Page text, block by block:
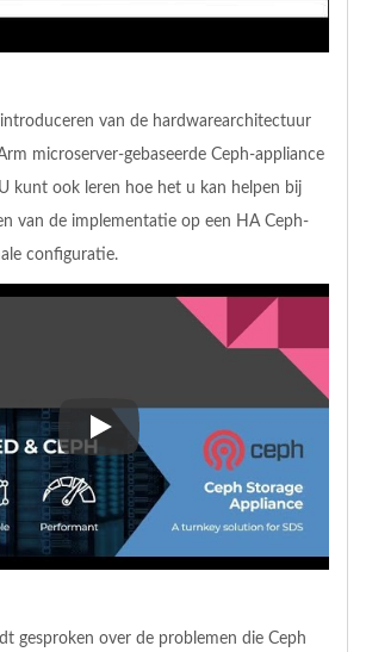
van de hardwarearchitectuur
microserver-gebaseerde Ceph-appliance
kunt ook leren hoe het u kan helpen bij
van de implementatie op een HA Ceph-
configuratie.
Het uitpakken en introduceren
gesproken over de problemen die Ceph